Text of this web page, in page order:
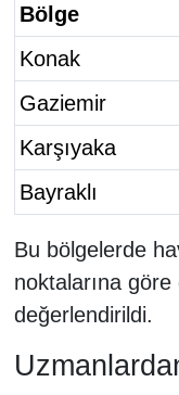
Bölge
Konak
Gaziemir
Karşıyaka
Bayraklı
Bu bölgelerde
noktalarına
değerlendirildi.